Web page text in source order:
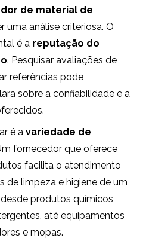
de material de
uma análise criteriosa. O
é a reputação do
. Pesquisar avaliações de
referências pode
sobre a confiabilidade e a
é avariedade de
fornecedor que oferece
facilita o atendimento
de limpeza e higiene de um
produtos químicos,
até equipamentos
e mopas.